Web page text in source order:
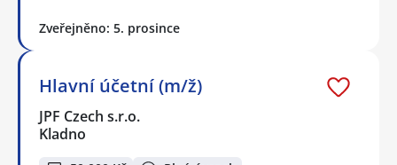
Zveřejněno: 5. prosince
Hlavní účetní (m/ž)
JPF Czech s.r.o.
Kladno